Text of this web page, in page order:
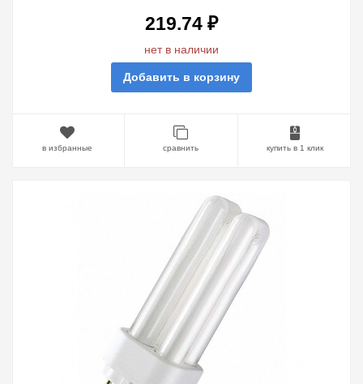
219.74 ₽
нет в наличии
Добавить в корзину
в избранные сравнить купить в 1 клик